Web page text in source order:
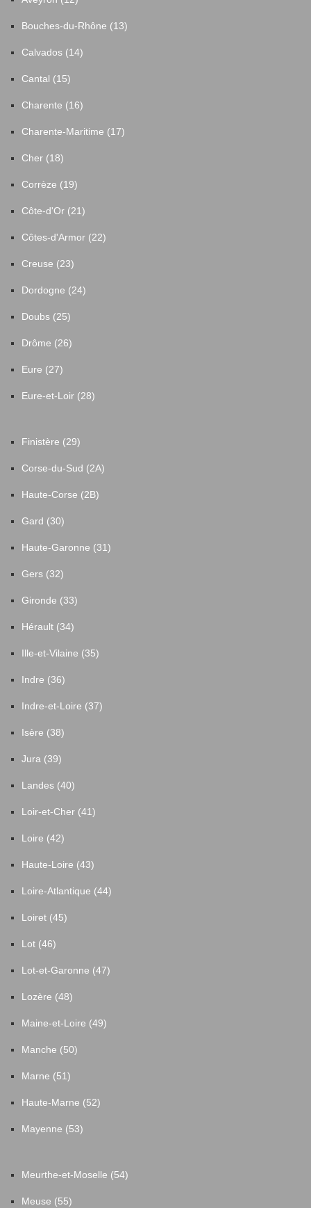
Bouches-du-Rhône (13)
Calvados (14)
Cantal (15)
Charente (16)
Charente-Maritime (17)
Cher (18)
Corrèze (19)
Côte-d'Or (21)
Côtes-d'Armor (22)
Creuse (23)
Dordogne (24)
Doubs (25)
Drôme (26)
Eure (27)
Eure-et-Loir (28)
Finistère (29)
Corse-du-Sud (2A)
Haute-Corse (2B)
Gard (30)
Haute-Garonne (31)
Gers (32)
Gironde (33)
Hérault (34)
Ille-et-Vilaine (35)
Indre (36)
Indre-et-Loire (37)
Isère (38)
Jura (39)
Landes (40)
Loir-et-Cher (41)
Loire (42)
Haute-Loire (43)
Loire-Atlantique (44)
Loiret (45)
Lot (46)
Lot-et-Garonne (47)
Lozère (48)
Maine-et-Loire (49)
Manche (50)
Marne (51)
Haute-Marne (52)
Mayenne (53)
Meurthe-et-Moselle (54)
Meuse (55)